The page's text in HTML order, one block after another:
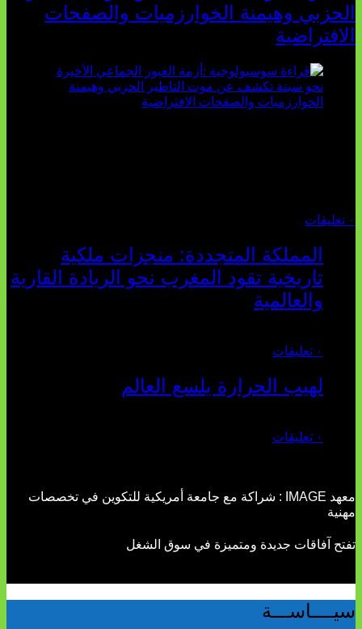
الحزبي وهيمنة الخوارزميات والصفحات
الافتراضية
٠ تعليقات
المملكة المتجددة: منجزات ملكية
تاريخية تقود المغرب نحو الريادة القارية
والعالمية
٠ تعليقات
لهيب الحرارة يلسع العالم
٠ تعليقات
معهد IMAGE : شراكة مع جامعة أمريكية للتكوين في تخصصات
مهنية
تفتح آفاقات جديدة ومتميزة في سوق الشغل
سيــــاســـة